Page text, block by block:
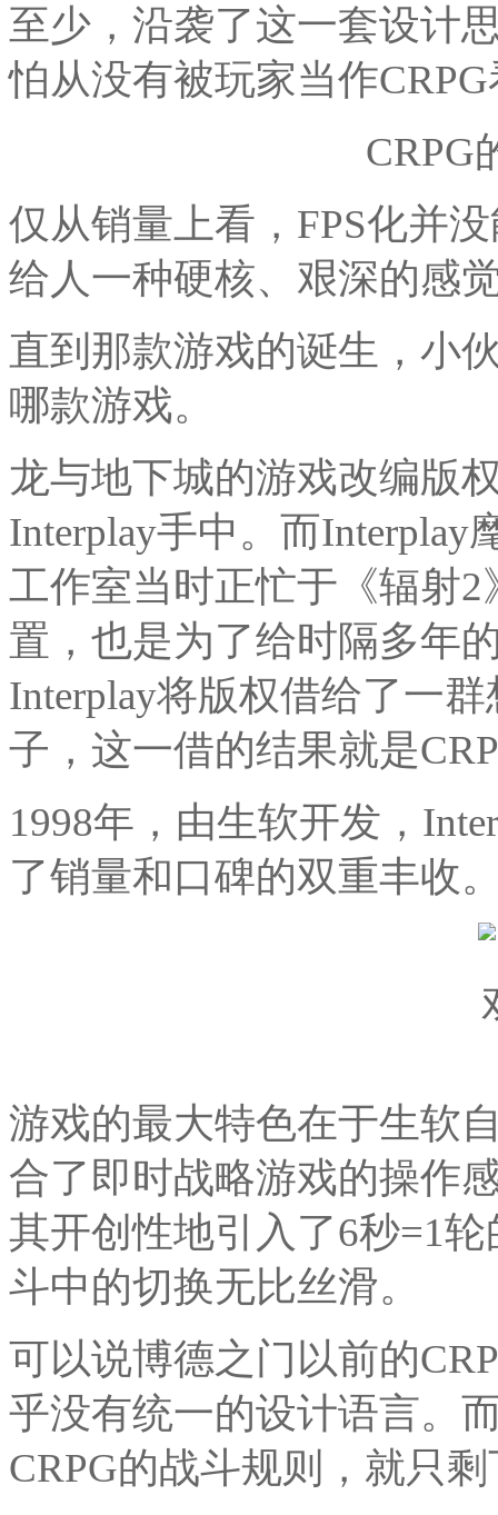
至少，沿袭了这一套设计
怕从没有被玩家当作
CRPG
仅从销量上看，FPS化并
给人一种硬核、艰深的感
直到那款游戏的诞生，小
哪款游戏。
龙与地下城的游戏改编版
Interplay手中。而Interplay
工作室当时正忙于《辐射
置，也是为了给时隔多年
Interplay将版权借给了一
子，这一借的结果就是
1998年，由生软开发，
了销量和口碑的双重丰收
游戏的最大特色在于生软
合了即时战略游戏的操作
其开创性地引入了6秒=1
斗中的切换无比丝滑。
可以说博德之门以前的
乎没有统一的设计语言。
CRPG的战斗规则，就只